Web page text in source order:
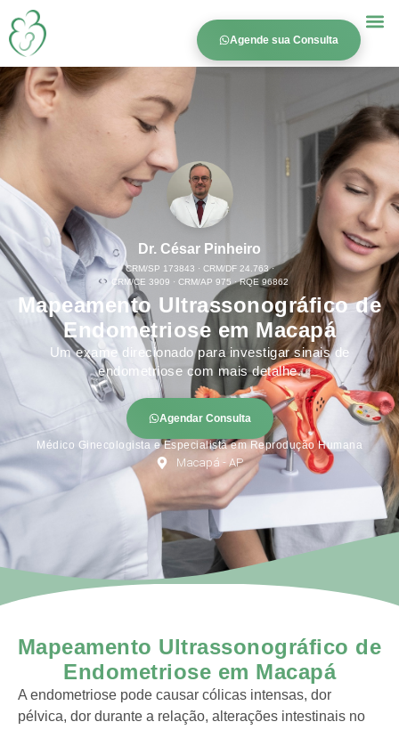
Agende sua Consulta
Dr. César Pinheiro
CRM/SP 173843 · CRM/DF 24.763 ·
CRM/CE 3909 · CRM/AP 975 · RQE 96862
Mapeamento Ultrassonográfico de
Endometriose em Macapá
Um exame direcionado para investigar sinais de
endometriose com mais detalhe.
Agendar Consulta
Médico Ginecologista e Especialista em Reprodução Humana
Macapá - AP
Mapeamento Ultrassonográfico de
Endometriose em Macapá
A endometriose pode causar cólicas intensas, dor
pélvica, dor durante a relação, alterações intestinais no